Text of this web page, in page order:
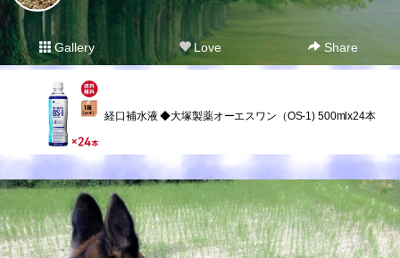
Gallery Love Share
経口補水液 ◆大塚製薬オーエスワン（OS-1) 500mlx24本